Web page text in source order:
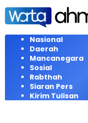
Langsung
konten
Nasional
Daerah
Mancanegara
Sosial
Rabthah
Siaran Pers
Kirim Tulisan